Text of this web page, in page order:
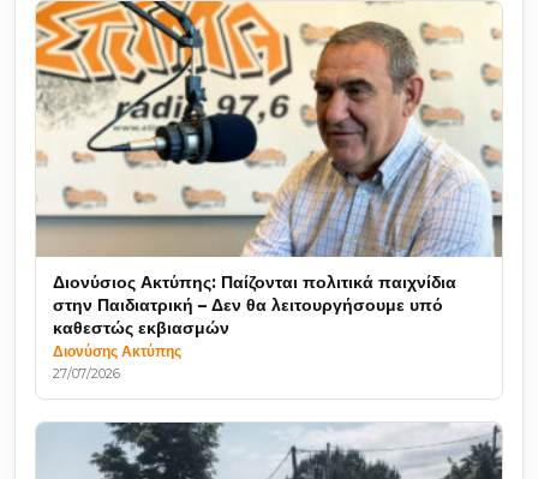
Διονύσιος Ακτύπης: Παίζονται πολιτικά παιχνίδια
στην Παιδιατρική – Δεν θα λειτουργήσουμε υπό
καθεστώς εκβιασμών
Διονύσης Ακτύπης
27/07/2026